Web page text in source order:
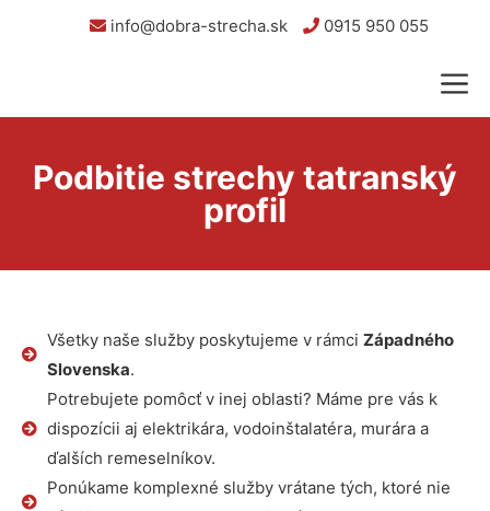
info@dobra-strecha.sk 0915 950 055
Podbitie strechy tatranský
profil
Všetky naše služby poskytujeme v rámci Západného
Slovenska.
Potrebujete pomôcť v inej oblasti? Máme pre vás k
dispozícii aj elektrikára, vodoinštalatéra, murára a
ďalších remeselníkov.
Ponúkame komplexné služby vrátane tých, ktoré nie